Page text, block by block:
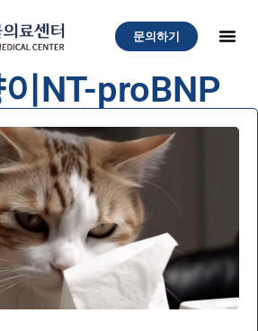
문의하기
NT-proBNP